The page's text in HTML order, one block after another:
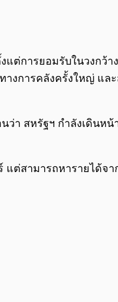
ต่การยอมรับในวงกว้
งการคลังครั้งใหญ่ แ
ว่า สหรัฐฯ กำลังเดิน
ต่สามารถหารายได้จ